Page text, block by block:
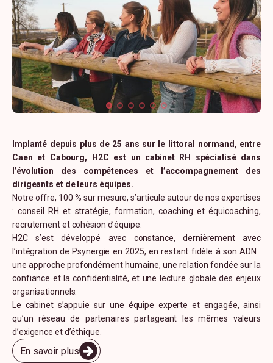
Implanté depuis plus de 25 ans sur le littoral normand, entre
Caen et Cabourg, H2C est un cabinet RH spécialisé dans
l’évolution des compétences et l’accompagnement des
dirigeants et de leurs équipes.
Notre offre, 100 % sur mesure, s’articule autour de nos expertises
: conseil RH et stratégie, formation, coaching et équicoaching,
recrutement et cohésion d’équipe.
H2C s’est développé avec constance, dernièrement avec
l’intégration de Psynergie en 2025, en restant fidèle à son ADN :
une approche profondément humaine, une relation fondée sur la
confiance et la confidentialité, et une lecture globale des enjeux
organisationnels.
Le cabinet s’appuie sur une équipe experte et engagée, ainsi
qu’un réseau de partenaires partageant les mêmes valeurs
d’exigence et d’éthique.
En savoir plus